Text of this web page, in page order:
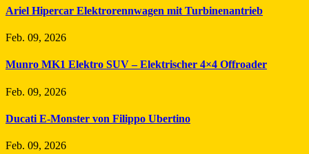
Ariel Hipercar Elektrorennwagen mit Turbinenantrieb
Feb. 09, 2026
Munro MK1 Elektro SUV – Elektrischer 4×4 Offroader
Feb. 09, 2026
Ducati E-Monster von Filippo Ubertino
Feb. 09, 2026